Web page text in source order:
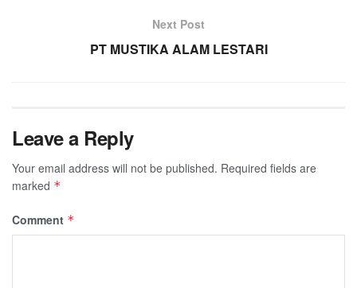
Next Post
PT MUSTIKA ALAM LESTARI
Leave a Reply
Your email address will not be published. Required fields are
marked *
Comment *